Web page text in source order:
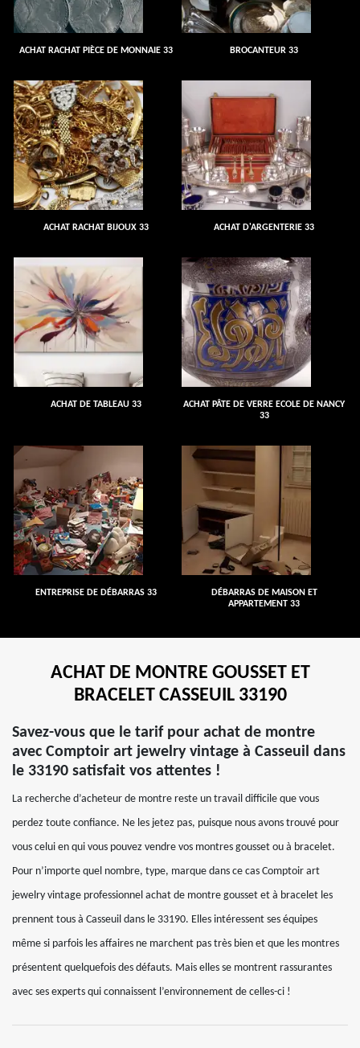
ACHAT RACHAT PIÈCE DE MONNAIE 33 BROCANTEUR 33
ACHAT RACHAT BIJOUX 33 ACHAT D'ARGENTERIE 33
ACHAT DE TABLEAU 33
ACHAT PÂTE DE VERRE ECOLE DE NANCY
33
ENTREPRISE DE DÉBARRAS 33
DÉBARRAS DE MAISON ET
APPARTEMENT 33
ACHAT DE MONTRE GOUSSET ET
BRACELET CASSEUIL 33190
Savez-vous que le tarif pour achat de montre
avec Comptoir art jewelry vintage à Casseuil dans
le 33190 satisfait vos attentes !
La recherche d’acheteur de montre reste un travail difficile que vous
perdez toute confiance. Ne les jetez pas, puisque nous avons trouvé pour
vous celui en qui vous pouvez vendre vos montres gousset ou à bracelet.
Pour n’importe quel nombre, type, marque dans ce cas Comptoir art
jewelry vintage professionnel achat de montre gousset et à bracelet les
prennent tous à Casseuil dans le 33190. Elles intéressent ses équipes
même si parfois les affaires ne marchent pas très bien et que les montres
présentent quelquefois des défauts. Mais elles se montrent rassurantes
avec ses experts qui connaissent l’environnement de celles-ci !